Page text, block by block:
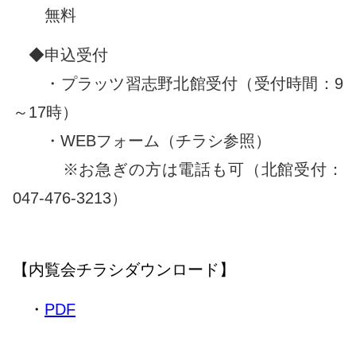
無料
◆申込受付
・プラッツ習志野北館受付（受付時間：9
～17時）
・WEBフォーム（チラシ参照）
※お急ぎの方は電話も可（北館受付：
047-476-3213）
【内覧会チラシダウンロード】
・ PDF